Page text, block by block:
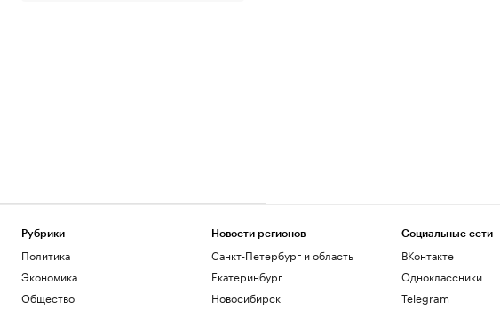
Рубрики
Политика
Экономика
Общество
Новости регионов
Санкт-Петербург и область
Екатеринбург
Новосибирск
Социальные сети
ВКонтакте
Одноклассники
Telegram